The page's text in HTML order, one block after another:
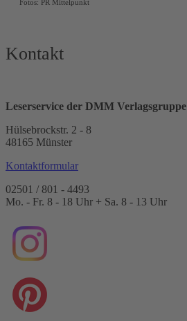
Fotos: PR Mittelpunkt
Kontakt
Leserservice der DMM Verlagsgruppe
Hülsebrockstr. 2 - 8
48165 Münster
Kontaktformular
02501 / 801 - 4493
Mo. - Fr. 8 - 18 Uhr + Sa. 8 - 13 Uhr